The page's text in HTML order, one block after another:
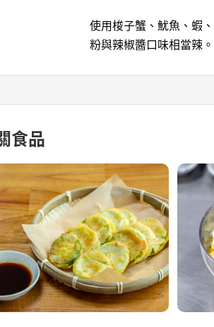
使用梭子蟹、魷魚、蝦
粉與辣椒醬口味相當辣
食品